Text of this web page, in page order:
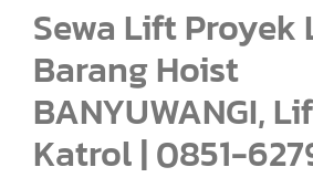
Sewa Lift Proyek
Barang Hoist
BANYUWANGI,
Katrol | 0851-